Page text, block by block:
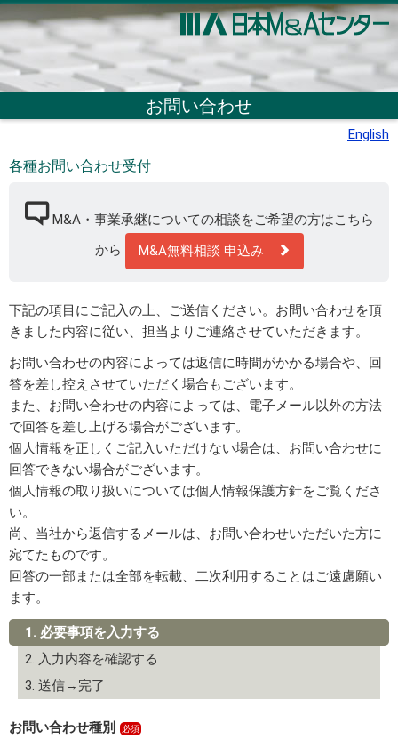
お問い合わせ
English
各種お問い合わせ受付
M&A・事業承継についての相談をご希望の方はこちら
から
M&A無料相談 申込み
下記の項目にご記入の上、ご送信ください。お問い合わせを頂
きました内容に従い、担当よりご連絡させていただきます。
お問い合わせの内容によっては返信に時間がかかる場合や、回
答を差し控えさせていただく場合もございます。
また、お問い合わせの内容によっては、電子メール以外の方法
で回答を差し上げる場合がございます。
個人情報を正しくご記入いただけない場合は、お問い合わせに
回答できない場合がございます。
個人情報の取り扱いについては個人情報保護方針をご覧くださ
い。
尚、当社から返信するメールは、お問い合わせいただいた方に
宛てたものです。
回答の一部または全部を転載、二次利用することはご遠慮願い
ます。
1. 必要事項を入力する
2. 入力内容を確認する
3. 送信→完了
お問い合わせ種別